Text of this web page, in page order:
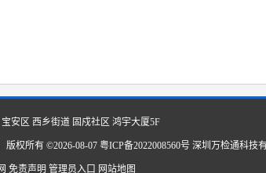
安区 西乡街道 固戍社区 鸿宇大厦5F
版权所有 ©2026-08-07 粤ICP备2022008560号 深圳万检通科技
免责声明 管理员入口 网站地图